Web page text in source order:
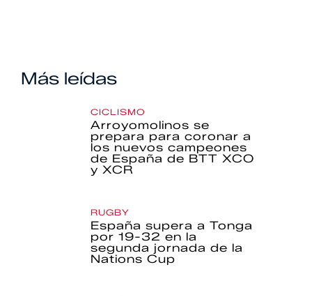
Más leídas
CICLISMO
Arroyomolinos se
prepara para coronar a
los nuevos campeones
de España de BTT XCO
y XCR
RUGBY
España supera a Tonga
por 19-32 en la
segunda jornada de la
Nations Cup